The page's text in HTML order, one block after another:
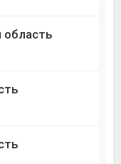
область